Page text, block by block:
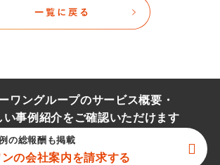
ワングループのサービス概要・
い事例紹介をご確認いただけます
の総報酬も掲載
ンの会社案内を請求する